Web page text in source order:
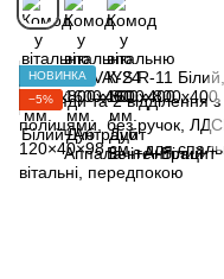
НОВИНКА
−5%